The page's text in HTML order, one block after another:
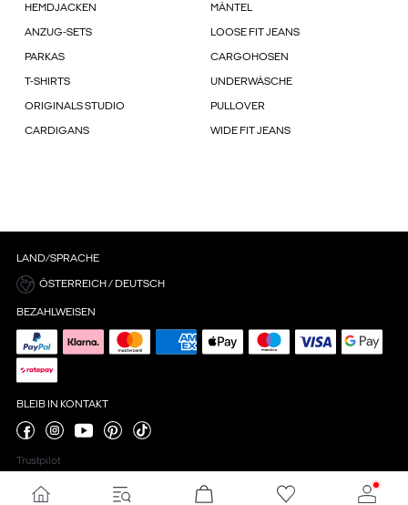
HEMDJACKEN MÄNTEL
ANZUG-SETS LOOSE FIT JEANS
PARKAS CARGOHOSEN
T-SHIRTS UNDERWÄSCHE
ORIGINALS STUDIO PULLOVER
CARDIGANS WIDE FIT JEANS
LAND/SPRACHE
ÖSTERREICH / DEUTSCH
BEZAHLWEISEN
BLEIB IN KONTAKT
Trustpilot